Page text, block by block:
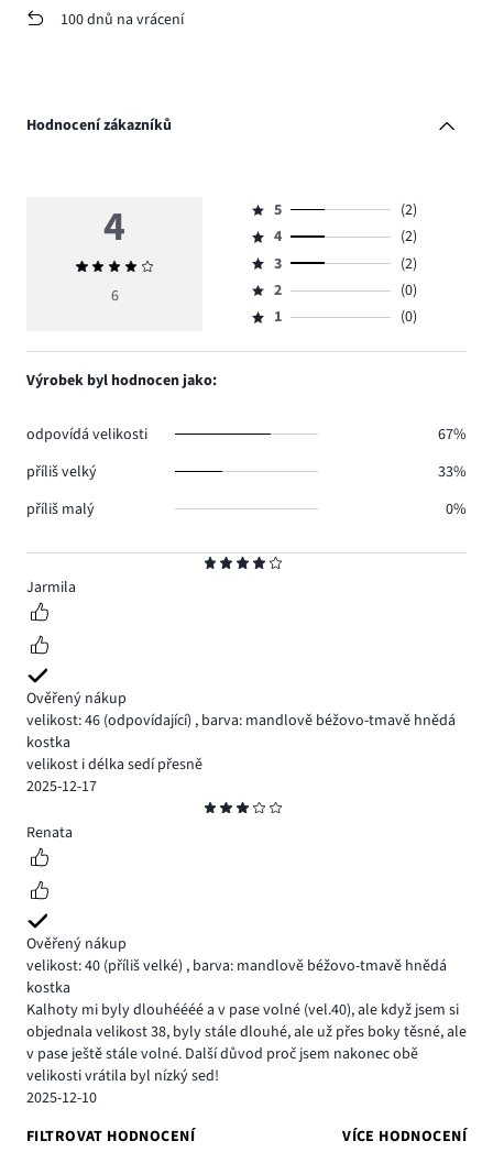
100 dnů na vrácení
Hodnocení zákazníků
4
Jarmila
Ověřený nákup
velikost: 46 (odpovídající) , barva: mandlově béžovo-tmavě hnědá
kostka
velikost i délka sedí přesně
2025-12-17
3
Renata
Ověřený nákup
velikost: 40 (příliš velké) , barva: mandlově béžovo-tmavě hnědá
kostka
Kalhoty mi byly dlouhéééé a v pase volné (vel.40), ale když jsem si
objednala velikost 38, byly stále dlouhé, ale už přes boky těsné, ale
v pase ještě stále volné. Další důvod proč jsem nakonec obě
velikosti vrátila byl nízký sed!
2025-12-10
FILTROVAT HODNOCENÍ
VÍCE HODNOCENÍ
4
Průměrné
hodnocení
6
Hodnocení
5,
počet
hlasů
2.
5
(2)
Hodnocení
4,
počet
hlasů
4
(2)
Hodnocení
3,
počet
3
(2)
Hodnocení
2,
2
(0)
Hodnocení
1,
1 (0)
Výrobek byl hodnocen jako:
odpovídá velikosti
67%
příliš velký
33%
příliš malý
0%